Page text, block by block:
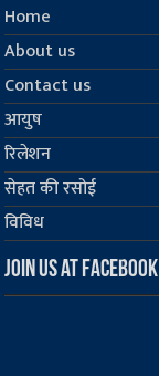
Home
About us
Contact us
आयुष
रिलेशन
सेहत की रसोई
विविध
Join us at Facebook